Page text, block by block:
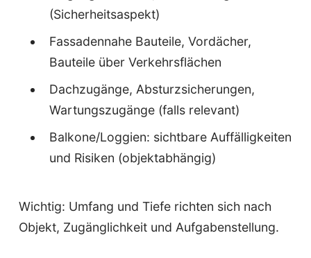
(Sicherheitsaspekt)
Fassadennahe Bauteile, Vordächer,
Bauteile über Verkehrsflächen
Dachzugänge, Absturzsicherungen,
Wartungszugänge (falls relevant)
Balkone/Loggien: sichtbare Auffälligkeiten
und Risiken (objektabhängig)
Wichtig: Umfang und Tiefe richten sich nach
Objekt, Zugänglichkeit und Aufgabenstellung.